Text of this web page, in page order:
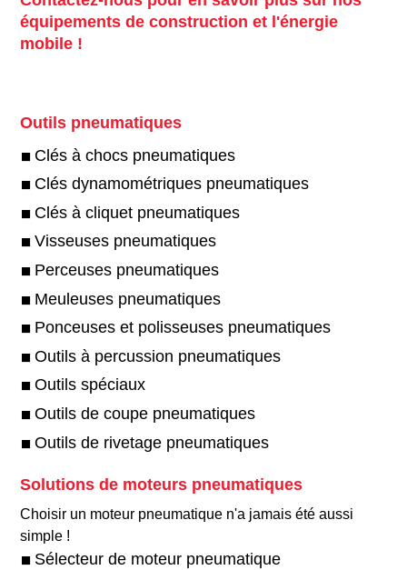
équipements de construction et l'énergie
mobile !
Outils pneumatiques
Clés à chocs pneumatiques
Clés dynamométriques pneumatiques
Clés à cliquet pneumatiques
Visseuses pneumatiques
Perceuses pneumatiques
Meuleuses pneumatiques
Ponceuses et polisseuses pneumatiques
Outils à percussion pneumatiques
Outils spéciaux
Outils de coupe pneumatiques
Outils de rivetage pneumatiques
Solutions de moteurs pneumatiques
Choisir un moteur pneumatique n'a jamais été aussi
simple !
Sélecteur de moteur pneumatique